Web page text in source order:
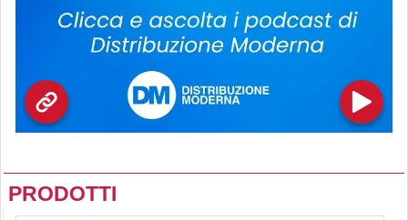
PRODOTTI